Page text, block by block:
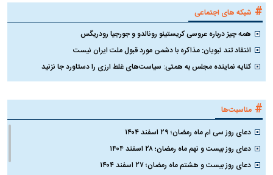
# شبکه های اجتماعی
همه چیز درباره عروسی کریستینو رونالدو و جورجیا رودریگس
انتقاد تند نبویان: مذاکره با دشمن مورد قبول ملت ایران نیست
کنایه نماینده مجلس به همتی: سیاست‌های غلط ارزی را دستاورد جا نزنید
# مناسبت‌ها
دعای روز سی ام ماه رمضان؛ ۲۹ اسفند ۱۴۰۴
دعای روز بیست و نهم ماه رمضان؛ ۲۸ اسفند ۱۴۰۴
دعای روز بیست و هشتم ماه رمضان؛ ۲۷ اسفند ۱۴۰۴